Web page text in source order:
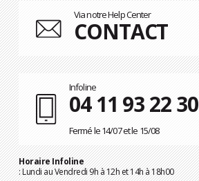
Via notre Help Center
CONTACT
Infoline
04 11 93 22 30
Fermé le 14/07 et le 15/08
Horaire Infoline
: Lundi au Vendredi 9h à 12h et 14h à 18h00